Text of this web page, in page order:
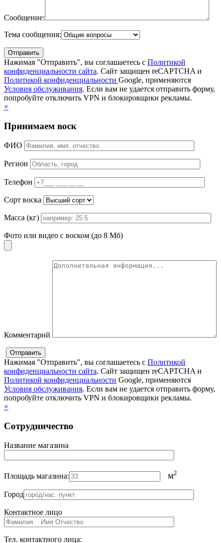
Сообщение:
Тема сообщения:
Нажимая "Отправить", вы соглашаетесь с Политикой
конфиденциальности сайта. Сайт защищен reCAPTCHA и
Политикой конфиденциальности Google, применяются
Условия обслуживания. Если вам не удается отправить форму,
попробуйте отключить VPN и блокировщики рекламы.
×
Принимаем воск
ФИО
Регион
Телефон
Сорт воска
Масса (кг)
Фото или видео с воском (до 8 Мб)
Комментарий
Нажимая "Отправить", вы соглашаетесь с Политикой
конфиденциальности сайта. Сайт защищен reCAPTCHA и
Политикой конфиденциальности Google, применяются
Условия обслуживания. Если вам не удается отправить форму,
попробуйте отключить VPN и блокировщики рекламы.
×
Сотрудничество
Название магазина
Площадь магазина: м2
Город
Контактное лицо
Тел. контактного лица: